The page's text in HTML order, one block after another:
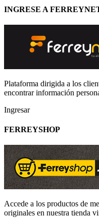
INGRESE A
Plataforma dirigida a los
encontrar información
Ingresar
FERREYSHOP
Accede a los productos de
originales en nuestra tienda